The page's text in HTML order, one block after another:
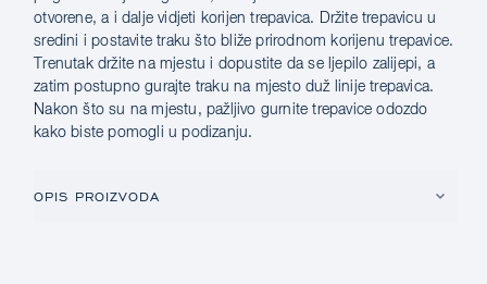
otvorene, a i dalje vidjeti korijen trepavica. Držite trepavicu u
sredini i postavite traku što bliže prirodnom korijenu trepavice.
Trenutak držite na mjestu i dopustite da se ljepilo zalijepi, a
zatim postupno gurajte traku na mjesto duž linije trepavica.
Nakon što su na mjestu, pažljivo gurnite trepavice odozdo
kako biste pomogli u podizanju.
OPIS PROIZVODA